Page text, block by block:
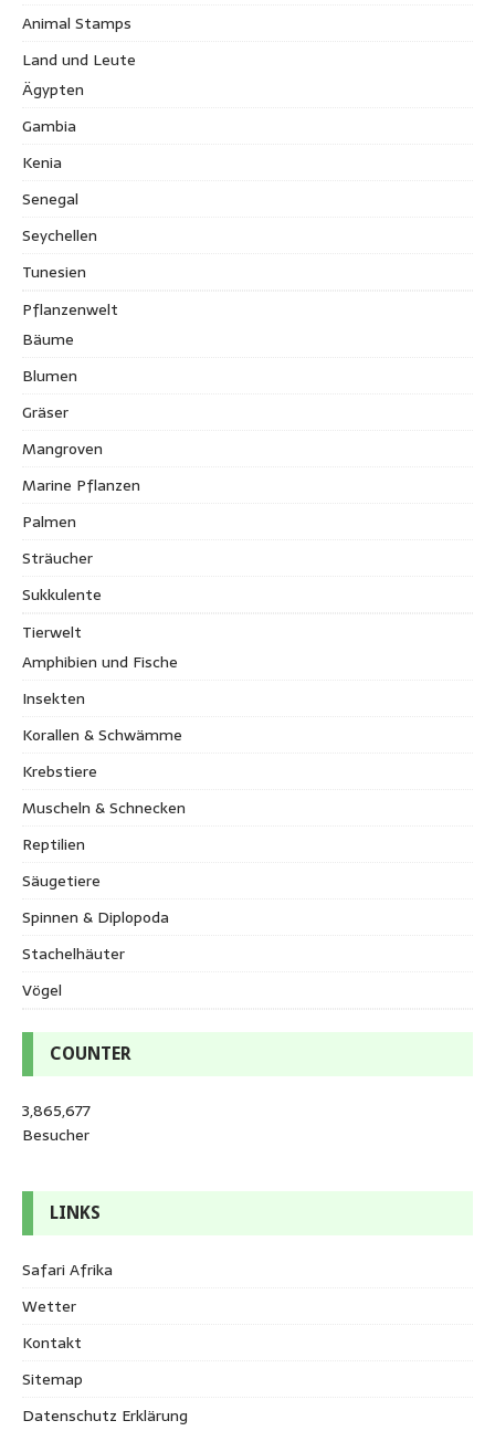
Animal Stamps
Land und Leute
Ägypten
Gambia
Kenia
Senegal
Seychellen
Tunesien
Pflanzenwelt
Bäume
Blumen
Gräser
Mangroven
Marine Pflanzen
Palmen
Sträucher
Sukkulente
Tierwelt
Amphibien und Fische
Insekten
Korallen & Schwämme
Krebstiere
Muscheln & Schnecken
Reptilien
Säugetiere
Spinnen & Diplopoda
Stachelhäuter
Vögel
COUNTER
3,865,677
Besucher
LINKS
Safari Afrika
Wetter
Kontakt
Sitemap
Datenschutz Erklärung